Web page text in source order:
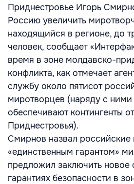
Приднестровье Игорь
Россию увеличить
находящийся в регионе, до
человек, сообщает
время в зоне молдавско-
конфликта, как отмечает
службу около пятисот
миротворцев (наряду с ними
обеспечивают контингенты
Приднестровья).
Смирнов назвал российские
«единственным гарантом»
предложил заключить новое
гарантиях безопасности в